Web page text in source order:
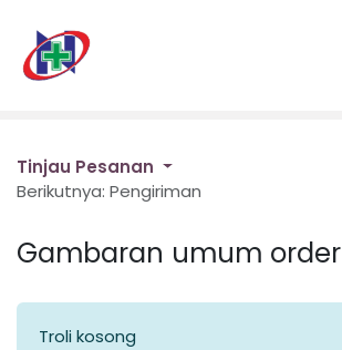
Tinjau Pesanan
Berikutnya: Pengiriman
Gambaran umum order
Troli kosong